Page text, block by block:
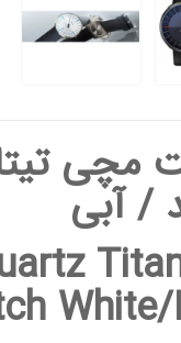
مچی
/ آبی